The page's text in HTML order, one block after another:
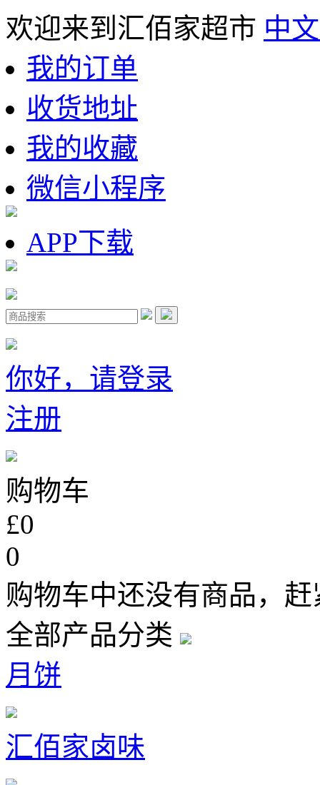
欢迎来到汇佰家超市 中
我的订单
收货地址
我的收藏
微信小程序
APP下载
你好，请登录
注册
购物车
£0
0
购物车中还没有商品，
全部产品分类
月饼
汇佰家卤味